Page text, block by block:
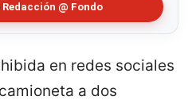
@ Fondo
en redes sociales
a dos